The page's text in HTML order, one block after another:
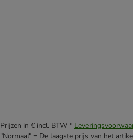
Prijzen in € incl. BTW *
"Normaal" = De laagste prijs van het